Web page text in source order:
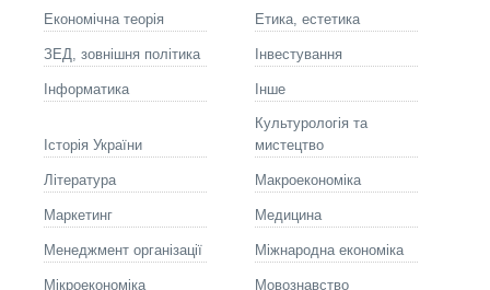
Економічна теорія Етика, естетика
ЗЕД, зовнішня політика Інвестування
Інформатика Інше
Історія України
Культурологія та
мистецтво
Літературa Макроекономіка
Маркетинг Медицина
Менеджмент організації Міжнародна економіка
Мікроекономіка Мовознавство